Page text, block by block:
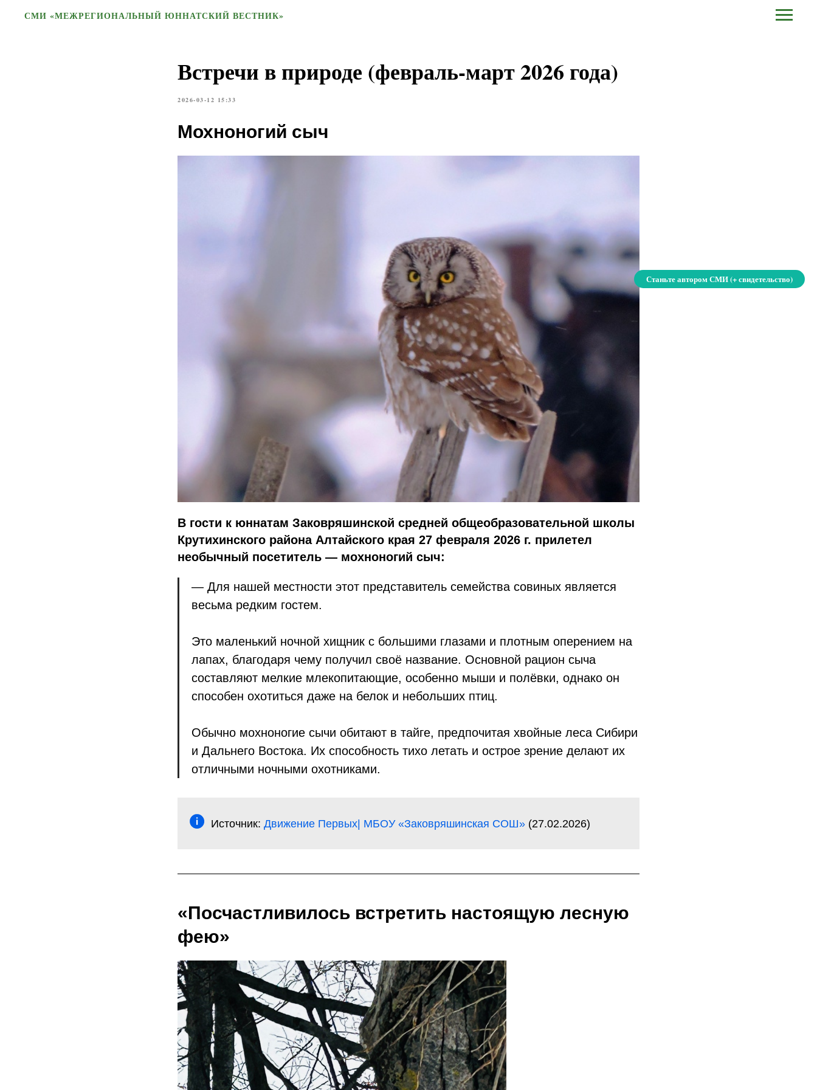
СМИ «МЕЖРЕГИОНАЛЬНЫЙ ЮННАТСКИЙ ВЕСТНИК»
Станьте автором СМИ (+ свидетельство)
Встречи в природе (февраль-март 2026 года)
2026-03-12 15:33
Мохноногий сыч
В гости к юннатам Заковряшинской средней общеобразовательной школы
Крутихинского района Алтайского края 27 февраля 2026 г. прилетел
необычный посетитель — мохноногий сыч:
— Для нашей местности этот представитель семейства совиных является
весьма редким гостем.
Это маленький ночной хищник с большими глазами и плотным оперением на
лапах, благодаря чему получил своё название. Основной рацион сыча
составляют мелкие млекопитающие, особенно мыши и полёвки, однако он
способен охотиться даже на белок и небольших птиц.
Обычно мохноногие сычи обитают в тайге, предпочитая хвойные леса Сибири
и Дальнего Востока. Их способность тихо летать и острое зрение делают их
отличными ночными охотниками.
Источник: Движение Первых| МБОУ «Заковряшинская СОШ» (27.02.2026)
«Посчастливилось встретить настоящую лесную
фею»